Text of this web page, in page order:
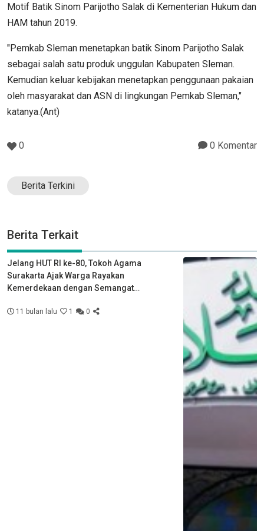
Motif Batik Sinom Parijotho Salak di Kementerian Hukum dan
HAM tahun 2019.
"Pemkab Sleman menetapkan batik Sinom Parijotho Salak
sebagai salah satu produk unggulan Kabupaten Sleman.
Kemudian keluar kebijakan menetapkan penggunaan pakaian
oleh masyarakat dan ASN di lingkungan Pemkab Sleman,"
katanya.(Ant)
0 0 Komentar
Berita Terkini
Berita Terkait
Jelang HUT RI ke-80, Tokoh Agama
Surakarta Ajak Warga Rayakan
Kemerdekaan dengan Semangat
11 bulan lalu 1 0